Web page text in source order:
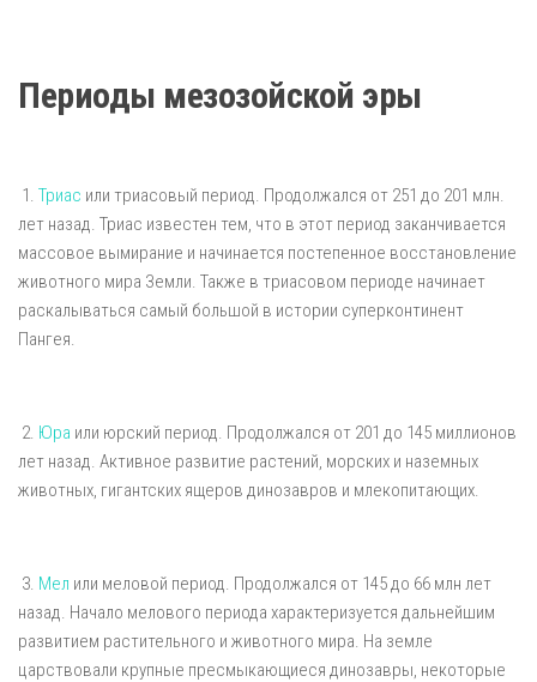
Периоды мезозойской эры
1. Триас или триасовый период. Продолжался от 251 до 201 млн.
лет назад. Триас известен тем, что в этот период заканчивается
массовое вымирание и начинается постепенное восстановление
животного мира Земли. Также в триасовом периоде начинает
раскалываться самый большой в истории суперконтинент
Пангея.
2. Юра или юрский период. Продолжался от 201 до 145 миллионов
лет назад. Активное развитие растений, морских и наземных
животных, гигантских ящеров динозавров и млекопитающих.
3. Мел или меловой период. Продолжался от 145 до 66 млн лет
назад. Начало мелового периода характеризуется дальнейшим
развитием растительного и животного мира. На земле
царствовали крупные пресмыкающиеся динозавры, некоторые